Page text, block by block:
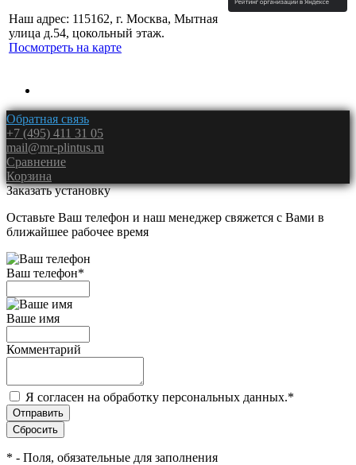
Наш адрес: 115162, г. Москва, Мытная
улица д.54, цокольный этаж.
Посмотреть на карте
Обратная связь
+7 (495) 411 31 05
mail@mr-plintus.ru
Сравнение
Корзина
Заказать установку
Оставьте Ваш телефон и наш менеджер свяжется с Вами в
ближайшее рабочее время
Ваш телефон*
Ваше имя
Комментарий
Я согласен на обработку персональных данных.*
* - Поля, обязательные для заполнения